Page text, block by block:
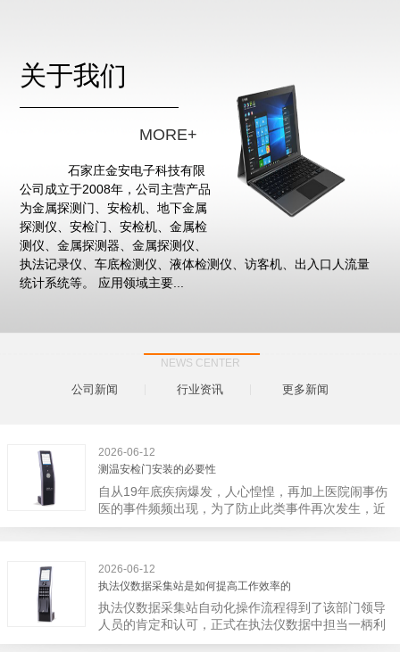
关于我们
MORE+
石家庄金安电子科技有限
公司成立于2008年，公司主营产品
为金属探测门、安检机、地下金属
探测仪、安检门、安检机、金属检
测仪、金属探测器、金属探测仪、
执法记录仪、车底检测仪、液体检测仪、访客机、出入口人流量
统计系统等。 应用领域主要...
NEWS CENTER
公司新闻 行业资讯 更多新闻
2026-06-12
测温安检门安装的必要性
自从19年底疾病爆发，人心惶惶，再加上医院闹事伤
医的事件频频出现，为了防止此类事件再次发生，近
日，广西南宁市卫建委发出通知，要求当地市属各三
大体只有两个，其一，安装安检门是否会激化矛盾。
其二，安装安检门可以防范于未然。1月6号当天，南
宁市第二医院刚试行安检的首日，检查出10多把各类
刀具和一把管制类刀具。近来伤医事件屡屡发生，安
装安检门可以缓解医生安全感不足的问题，同时安检
2026-06-12
执法仪数据采集站是如何提高工作效率的
执法仪数据采集站自动化操作流程得到了该部门领导
人员的肯定和认可，正式在执法仪数据中担当一柄利
剑。 执法仪数据采集站对于执法仪数据资料的管理